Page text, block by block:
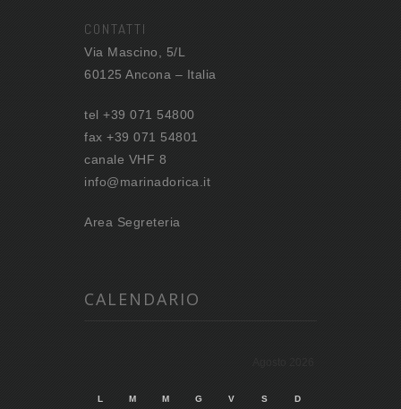
CONTATTI
Via Mascino, 5/L
60125 Ancona – Italia
tel +39 071 54800
fax +39 071 54801
canale VHF 8
info@marinadorica.it
Area Segreteria
CALENDARIO
L M M G V S D